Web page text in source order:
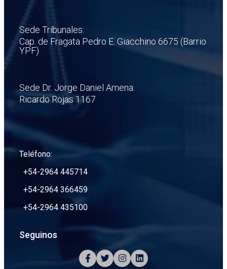
Sede Tribunales:
Cap. de Fragata Pedro E. Giacchino 6675 (Barrio
YPF)
Sede Dr. Jorge Daniel Amena:
Ricardo Rojas 1167
Teléfono:
+54-2964 445714
+54-2964 366459
+54-2964 435100
Seguinos